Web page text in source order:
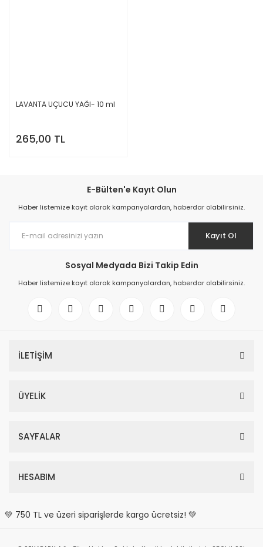
LAVANTA UÇUCU YAĞI- 10 ml
265,00 TL
E-Bülten'e Kayıt Olun
Haber listemize kayıt olarak kampanyalardan, haberdar olabilirsiniz.
Kayıt Ol
Sosyal Medyada Bizi Takip Edin
Haber listemize kayıt olarak kampanyalardan, haberdar olabilirsiniz.
İLETİŞİM
ÜYELİK
SAYFALAR
HESABIM
💚 750 TL ve üzeri siparişlerde kargo ücretsiz! 💚